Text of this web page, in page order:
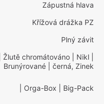
Zápustná hlava
Křížová drážka PZ
Plný závit
| Žlutě chromátováno | Nikl
Brunýrované | černá, Zinek
| Orga-Box | Big-Pack